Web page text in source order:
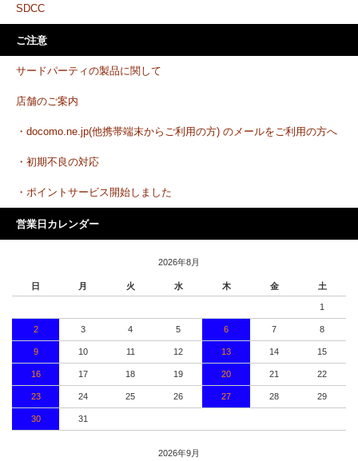
SDCC
ご注意
サードパーティの製品に関して
店舗のご案内
・docomo.ne.jp(他携帯端末からご利用の方) のメールをご利用の方へ
・初期不良の対応
・ポイントサービス開始しました
営業日カレンダー
2026年8月
日 月 火 水 木 金 土
1
2 3 4 5 6 7 8
9 10 11 12 13 14 15
16 17 18 19 20 21 22
23 24 25 26 27 28 29
30 31
2026年9月